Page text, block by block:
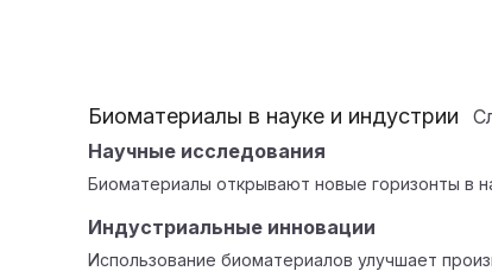
Биоматериалы в науке и индустрии
Научные исследования
Биоматериалы открывают новые горизонты в
Индустриальные инновации
Использование биоматериалов улучшает